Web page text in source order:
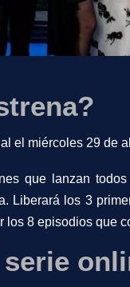
el miércoles 29 de
que lanzan
Liberará los 3
los 8 episodios que